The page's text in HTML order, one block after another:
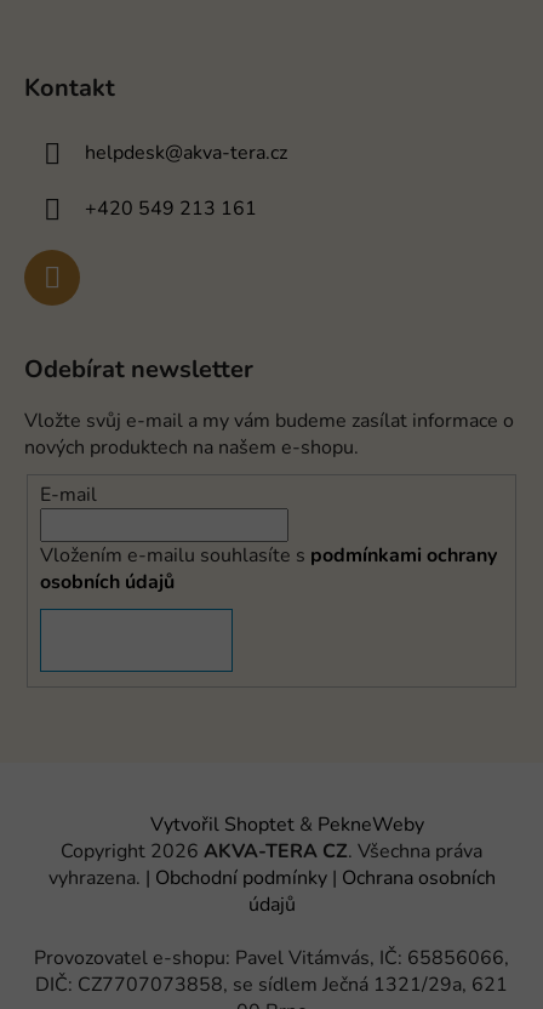
Kontakt
helpdesk@akva-tera.cz
+420 549 213 161
Odebírat newsletter
Vložte svůj e-mail a my vám budeme zasílat informace o
nových produktech na našem e-shopu.
E-mail
Vložením e-mailu souhlasíte s podmínkami ochrany
osobních údajů
Vytvořil Shoptet& PekneWeby
Copyright 2026 AKVA-TERA CZ. Všechna práva
vyhrazena. | Obchodní podmínky| Ochrana osobních
údajů
Provozovatel e-shopu: Pavel Vitámvás, IČ: 65856066,
DIČ: CZ7707073858, se sídlem Ječná 1321/29a, 621